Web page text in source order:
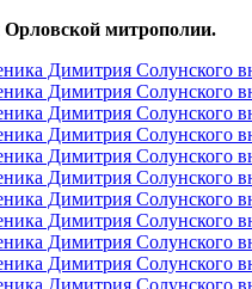
митрополии.